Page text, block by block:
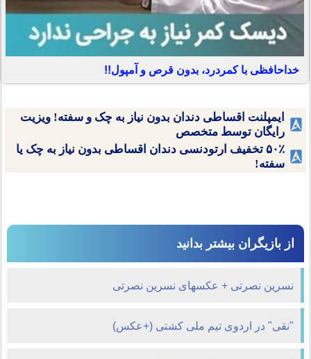
خداحافظی با کمردرد، بدون قرص و آمپول!!
ایمپلنت اقساطی دندان بدون نیاز به چک و سفته! ویزیت
رایگان توسط متخصص
۵۰٪ تخفیف ارتودنسی دندان اقساطی بدون نیاز به چک یا
سفته!
از بازیگران بیشتر بدانید
نسرین نصرتی + عکسهای نسرین نصرتی
"نقی" در اردوی تیم ملی کشتی (+عکس)